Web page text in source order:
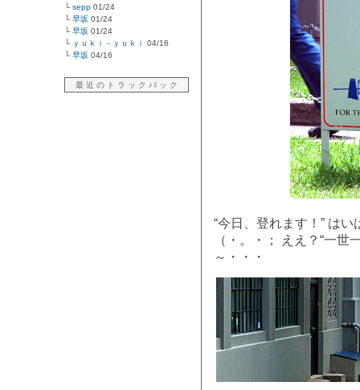
└ sepp 01/24
└ 早坂 01/24
└ 早坂 01/24
└ ｙｕｋｉ－ｙｕｋｉ
04/16
└ 早坂 04/16
最 近 の ト ラ ッ ク バ ッ ク
“今日、登れます！” は
（・。・； ええ？“一世
～・・・